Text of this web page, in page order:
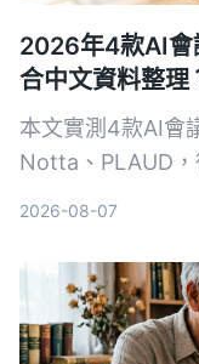
2026年4款AI會
合中文資料整理
本文實測4款AI會
Notta、PLAUD，
2026-08-07